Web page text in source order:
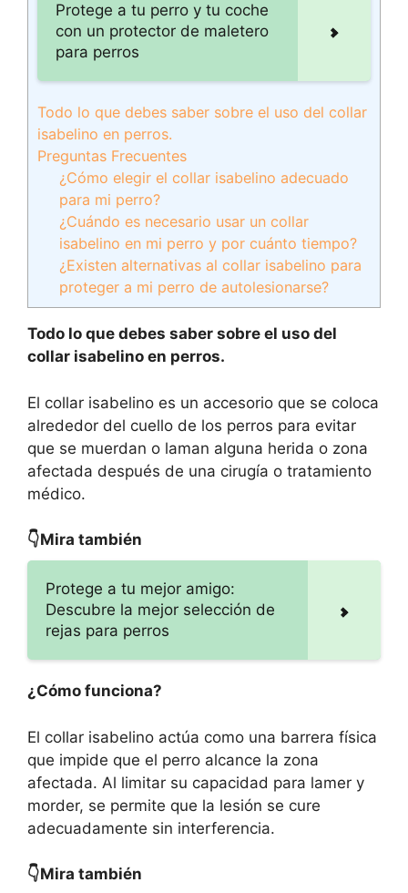
Protege a tu perro y tu coche
con un protector de maletero
para perros
Todo lo que debes saber sobre el uso del collar
isabelino en perros.
Preguntas Frecuentes
¿Cómo elegir el collar isabelino adecuado
para mi perro?
¿Cuándo es necesario usar un collar
isabelino en mi perro y por cuánto tiempo?
¿Existen alternativas al collar isabelino para
proteger a mi perro de autolesionarse?
Todo lo que debes saber sobre el uso del
collar isabelino en perros.
El collar isabelino es un accesorio que se coloca
alrededor del cuello de los perros para evitar
que se muerdan o laman alguna herida o zona
afectada después de una cirugía o tratamiento
médico.
👇Mira también
Protege a tu mejor amigo:
Descubre la mejor selección de
rejas para perros
¿Cómo funciona?
El collar isabelino actúa como una barrera física
que impide que el perro alcance la zona
afectada. Al limitar su capacidad para lamer y
morder, se permite que la lesión se cure
adecuadamente sin interferencia.
👇Mira también